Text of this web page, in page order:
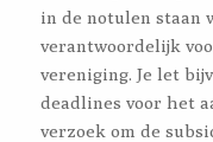
in de notulen staan
verantwoordelijk
vereniging. Je let
deadlines voor het
verzoek om de